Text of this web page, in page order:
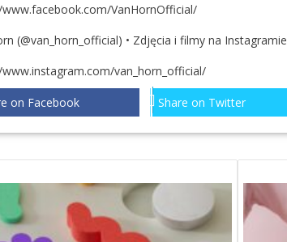
VanHornOfficial/
(@van_horn_official) • Zdjęcia i filmy na Instagramie
van_horn_official/
on Facebook Share on Twitter